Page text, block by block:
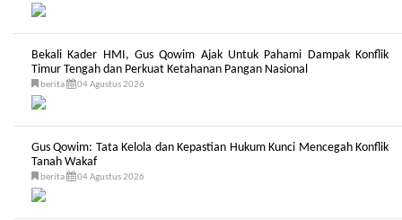
Bekali Kader HMI, Gus Qowim Ajak Untuk Pahami Dampak Konflik
Timur Tengah dan Perkuat Ketahanan Pangan Nasional
berita 04 Agustus 2026
Gus Qowim: Tata Kelola dan Kepastian Hukum Kunci Mencegah Konflik
Tanah Wakaf
berita 04 Agustus 2026